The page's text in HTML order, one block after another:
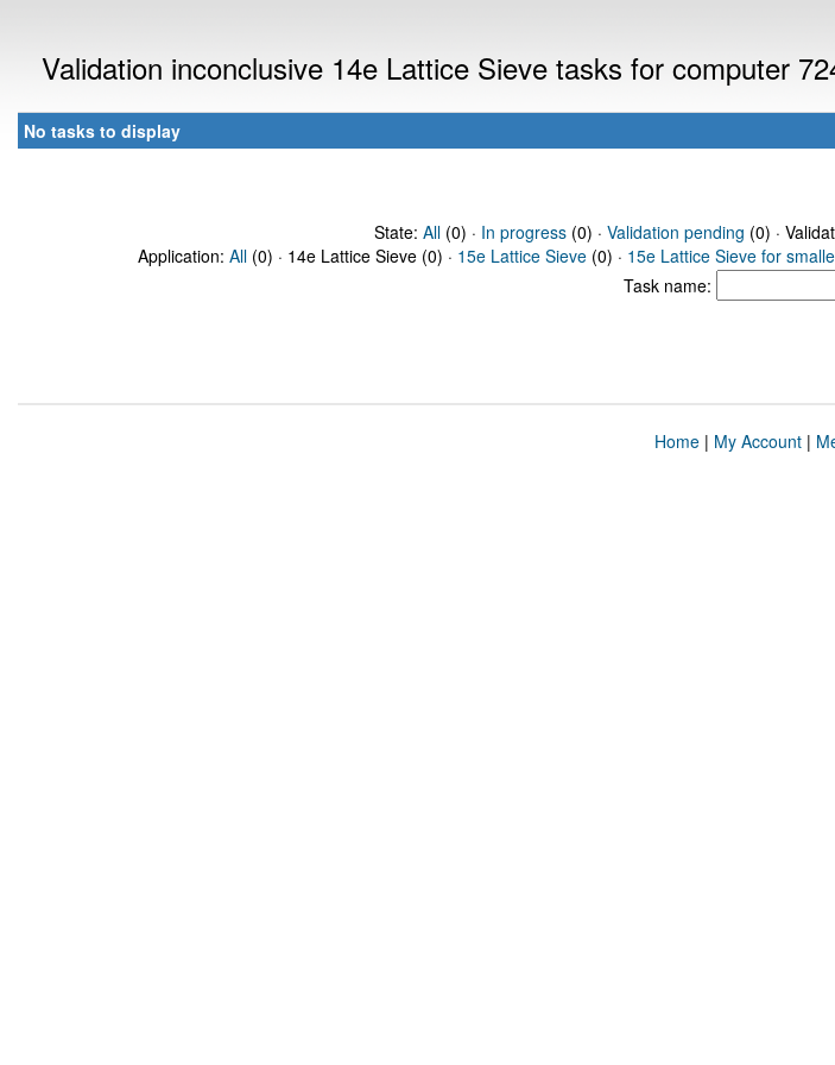
Validation inconclusive 14e Lattice Sieve tasks for computer
No tasks to display
State: All(0) · In progress(0) · Validation pending (0) ·
Application: All (0) · 14e Lattice Sieve (0) · 15e Lattice Sieve (0) · 15e Lattice Sieve for
Task name:
Home| My Account|